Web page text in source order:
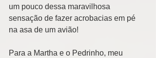
um pouco dessa maravilhosa
sensação de fazer acrobacias em pé
na asa de um avião!
Para a Martha e o Pedrinho, meu